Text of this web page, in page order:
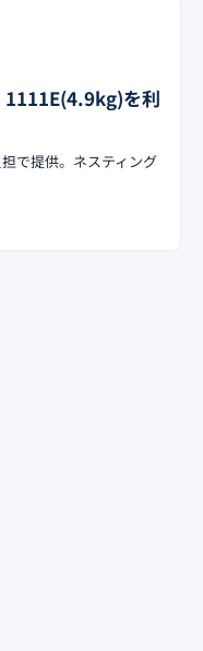
1111E(4.9kg)を利
で提供。ネスティング